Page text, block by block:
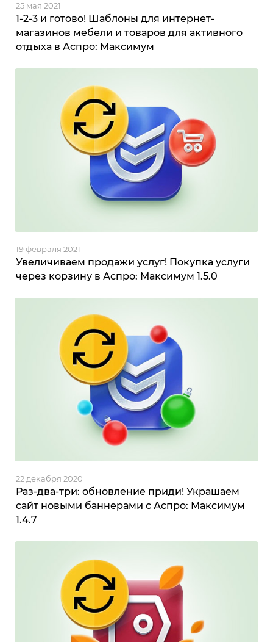
1-2-3 и готово! Шаблоны для интернет-
магазинов мебели и товаров для активного
отдыха в Аспро: Максимум
25 мая 2021
Увеличиваем продажи услуг! Покупка услуги
через корзину в Аспро: Максимум 1.5.0
19 февраля 2021
Раз-два-три: обновление приди! Украшаем
сайт новыми баннерами с Аспро: Максимум
1.4.7
22 декабря 2020